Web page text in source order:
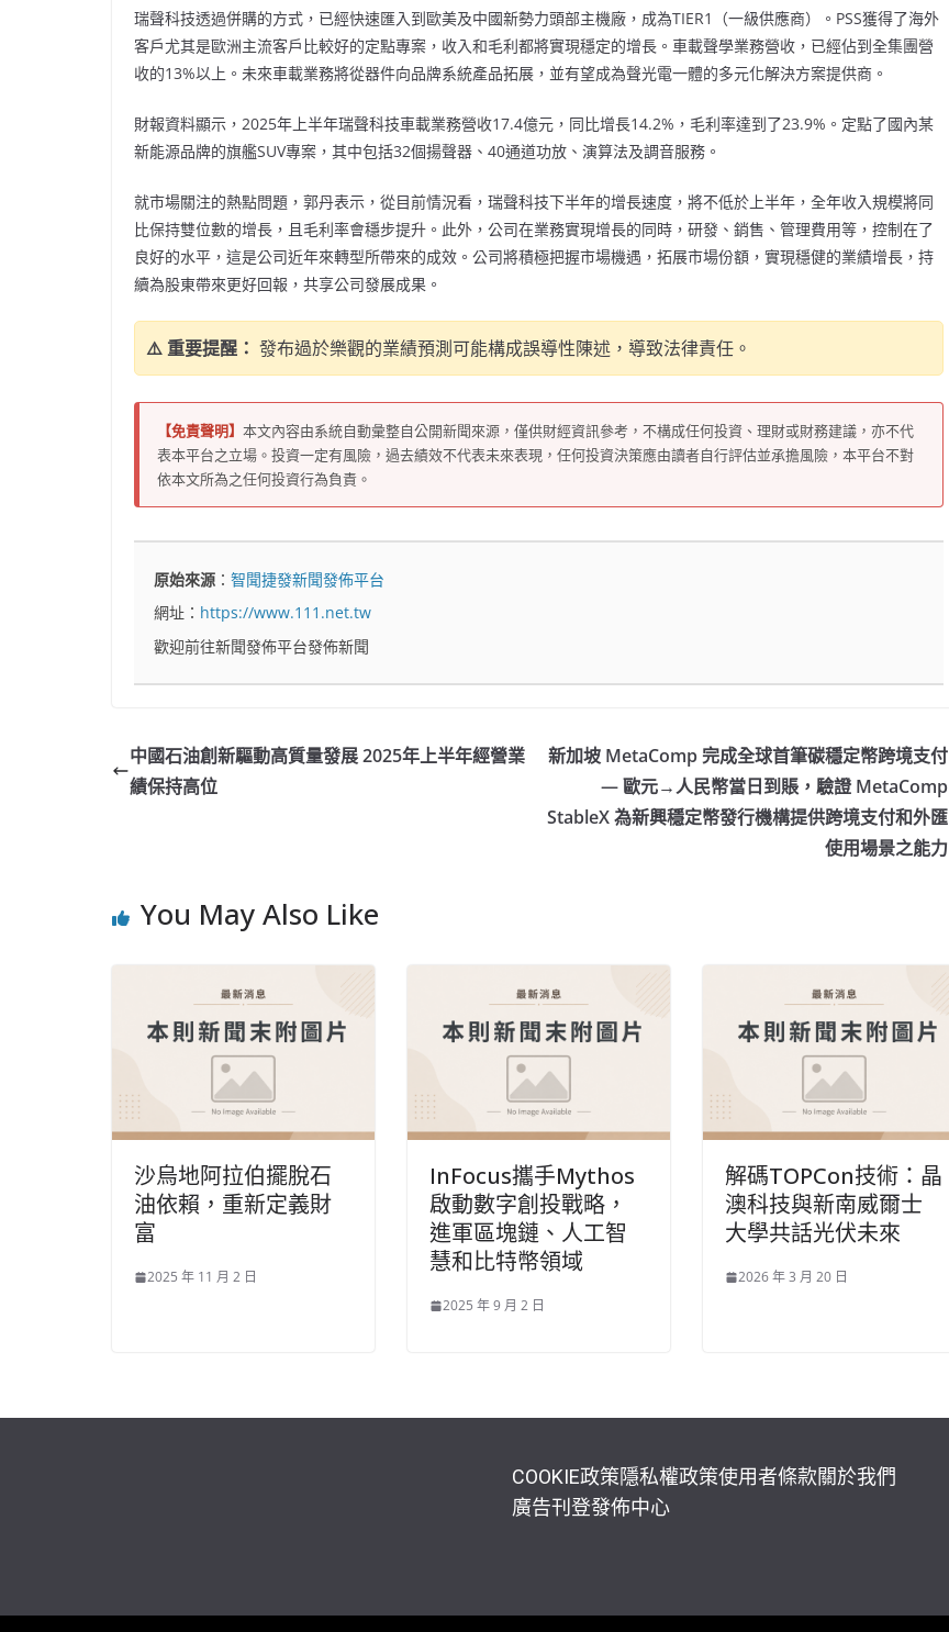
瑞聲科技透過併購的方式，已經快速匯入到歐美及中國新勢力頭部主機廠，成為TIER1（一級供應商）。PSS獲得了海外
客戶尤其是歐洲主流客戶比較好的定點專案，收入和毛利都將實現穩定的增長。車載聲學業務營收，已經佔到全集團營
收的13%以上。未來車載業務將從器件向品牌系統產品拓展，並有望成為聲光電一體的多元化解決方案提供商。
財報資料顯示，2025年上半年瑞聲科技車載業務營收17.4億元，同比增長14.2%，毛利率達到了23.9%。定點了國內某
新能源品牌的旗艦SUV專案，其中包括32個揚聲器、40通道功放、演算法及調音服務。
就市場關注的熱點問題，郭丹表示，從目前情況看，瑞聲科技下半年的增長速度，將不低於上半年，全年收入規模將同
比保持雙位數的增長，且毛利率會穩步提升。此外，公司在業務實現增長的同時，研發、銷售、管理費用等，控制在了
良好的水平，這是公司近年來轉型所帶來的成效。公司將積極把握市場機遇，拓展市場份額，實現穩健的業績增長，持
續為股東帶來更好回報，共享公司發展成果。
⚠️ 重要提醒： 發布過於樂觀的業績預測可能構成誤導性陳述，導致法律責任。
【免責聲明】 本文內容由系統自動彙整自公開新聞來源，僅供財經資訊參考，不構成任何投資、理財或財務建議，亦不代
表本平台之立場。投資一定有風險，過去績效不代表未來表現，任何投資決策應由讀者自行評估並承擔風險，本平台不對
依本文所為之任何投資行為負責。
原始來源 ：智聞捷發新聞發佈平台
網址： https://www.111.net.tw
歡迎前往新聞發佈平台發佈新聞
中國石油創新驅動高質量發展 2025年上半年經營業
績保持高位
新加坡 MetaComp 完成全球首筆碳穩定幣跨境支付
— 歐元→人民幣當日到賬，驗證 MetaComp
StableX 為新興穩定幣發行機構提供跨境支付和外匯
使用場景之能力
You May Also Like
沙烏地阿拉伯擺脫石
油依賴，重新定義財
富
2025 年 11 月 2 日
InFocus攜手Mythos
啟動數字創投戰略，
進軍區塊鏈、人工智
慧和比特幣領域
2025 年 9 月 2 日
解碼TOPCon技術：晶
澳科技與新南威爾士
大學共話光伏未來
2026 年 3 月 20 日
COOKIE政策隱私權政策使用者條款關於我們
廣告刊登發佈中心